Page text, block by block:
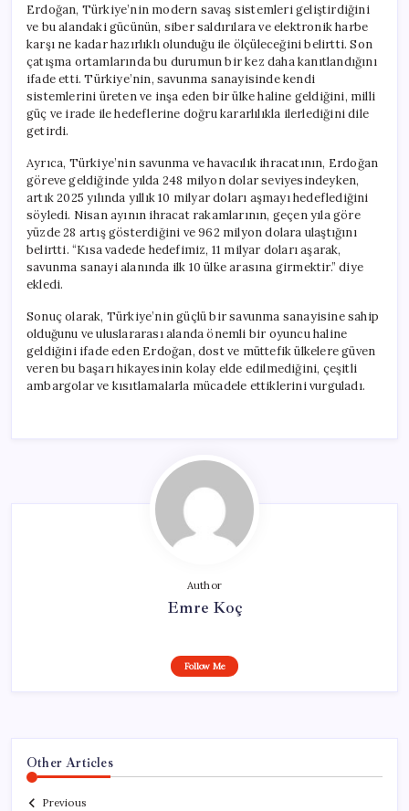
Erdoğan, Türkiye’nin modern savaş sistemleri geliştirdiğini
ve bu alandaki gücünün, siber saldırılara ve elektronik harbe
karşı ne kadar hazırlıklı olunduğu ile ölçüleceğini belirtti. Son
çatışma ortamlarında bu durumun bir kez daha kanıtlandığını
ifade etti. Türkiye’nin, savunma sanayisinde kendi
sistemlerini üreten ve inşa eden bir ülke haline geldiğini, milli
güç ve irade ile hedeflerine doğru kararlılıkla ilerlediğini dile
getirdi.
Ayrıca, Türkiye’nin savunma ve havacılık ihracatının, Erdoğan
göreve geldiğinde yılda 248 milyon dolar seviyesindeyken,
artık 2025 yılında yıllık 10 milyar doları aşmayı hedeflediğini
söyledi. Nisan ayının ihracat rakamlarının, geçen yıla göre
yüzde 28 artış gösterdiğini ve 962 milyon dolara ulaştığını
belirtti. “Kısa vadede hedefimiz, 11 milyar doları aşarak,
savunma sanayi alanında ilk 10 ülke arasına girmektir.” diye
ekledi.
Sonuç olarak, Türkiye’nin güçlü bir savunma sanayisine sahip
olduğunu ve uluslararası alanda önemli bir oyuncu haline
geldiğini ifade eden Erdoğan, dost ve müttefik ülkelere güven
veren bu başarı hikayesinin kolay elde edilmediğini, çeşitli
ambargolar ve kısıtlamalarla mücadele ettiklerini vurguladı.
Author
Emre Koç
Follow Me
Other Articles
Previous